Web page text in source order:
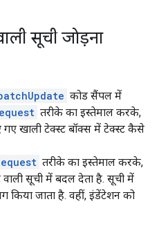
सूची जोड़ना
कोड सैंपल में
तरीके का इस्तेमाल करके,
खाली टेक्स्ट बॉक्स में टेक्स्ट कैसे
तरीके का इस्तेमाल करके,
सूची में बदल देता है. सूची में
किया जाता है. वहीं, इंडेंटेशन को